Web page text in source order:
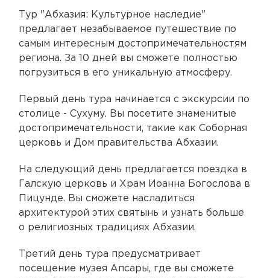
Тур "Абхазия: Культурное наследие"
предлагает незабываемое путешествие по
самым интересным достопримечательностям
региона. За 10 дней вы сможете полностью
погрузиться в его уникальную атмосферу.
Первый день тура начинается с экскурсии по
столице - Сухуму. Вы посетите знаменитые
достопримечательности, такие как Соборная
церковь и Дом правительства Абхазии.
На следующий день предлагается поездка в
Галскую церковь и Храм Иоанна Богослова в
Пицунде. Вы сможете насладиться
архитектурой этих святынь и узнать больше
о религиозных традициях Абхазии.
Третий день тура предусматривает
посещение музея Апсары, где вы сможете